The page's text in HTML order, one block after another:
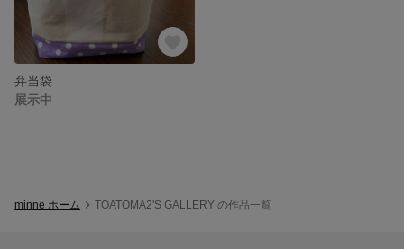
弁当袋
展示中
minne ホーム TOATOMA2'S GALLERY の作品一覧